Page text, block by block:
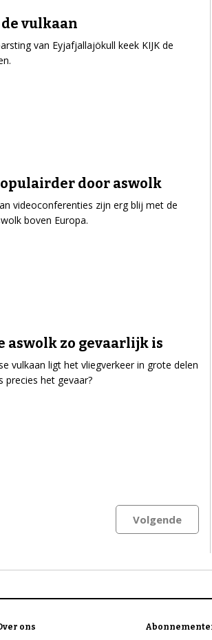
vulkaan
van Eyjafjallajökull keek KIJK de
door aswolk
videoconferenties zijn erg blij met de
boven Europa.
aswolk zo gevaarlijk is
vulkaan ligt het vliegverkeer in grote delen
precies het gevaar?
Volgende
ons